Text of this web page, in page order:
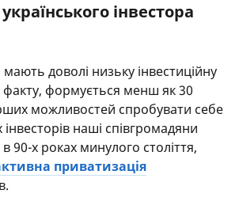
інвестора
мають доволі низьку інвестиційну
факту, формується менш як 30
можливостей спробувати себе
наші співгромадяни
90-х роках минулого століття,
приватизація